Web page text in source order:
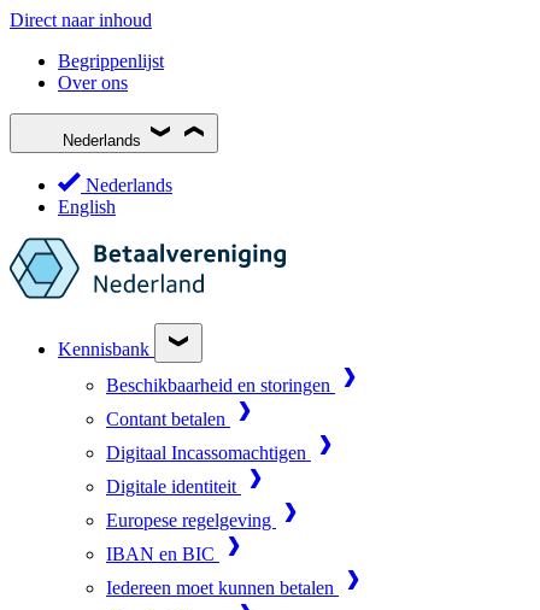
Direct naar inhoud
Begrippenlijst
Over ons
Nederlands
Nederlands
English
Kennisbank
Beschikbaarheid en storingen
Contant betalen
Digitaal Incassomachtigen
Digitale identiteit
Europese regelgeving
IBAN en BIC
Iedereen moet kunnen betalen